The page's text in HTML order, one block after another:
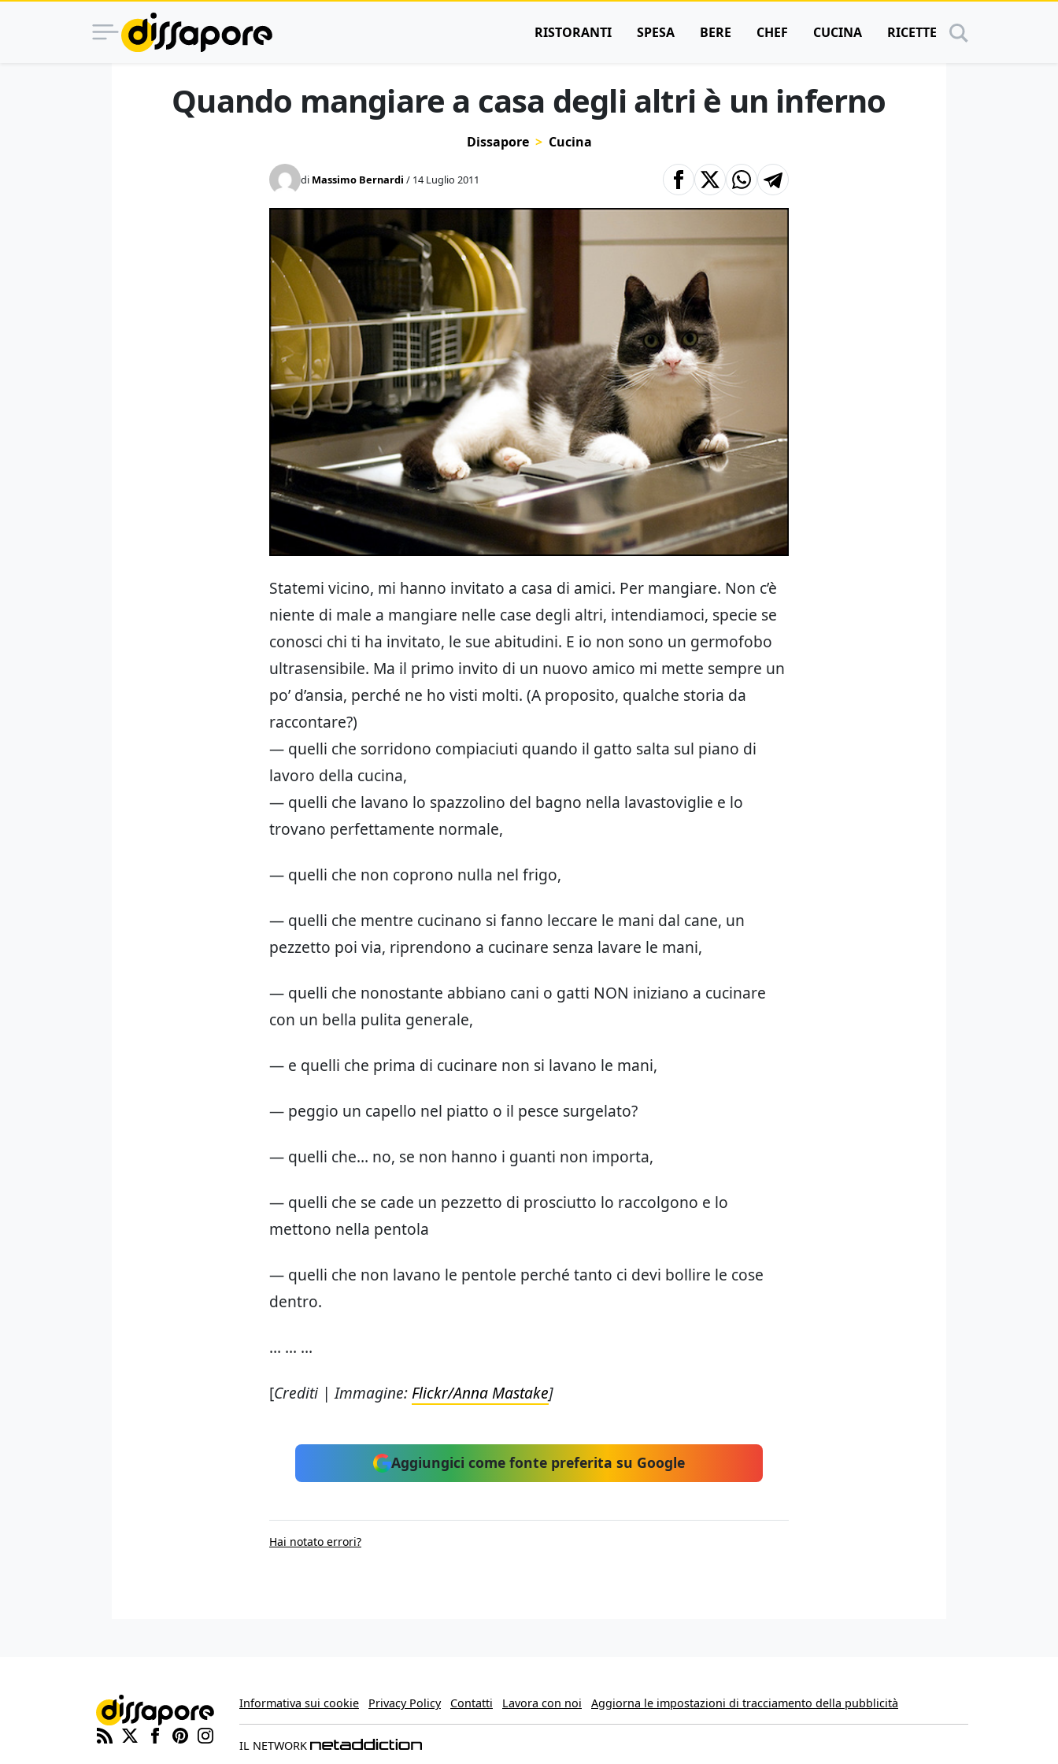
RISTORANTI SPESA BERE CHEF CUCINA RICETTE
Quando mangiare a casa degli altri è un inferno
Dissapore Cucina
di Massimo Bernardi / 14 Luglio 2011
Statemi vicino, mi hanno invitato a casa di amici. Per mangiare. Non c’è
niente di male a mangiare nelle case degli altri, intendiamoci, specie se
conosci chi ti ha invitato, le sue abitudini. E io non sono un germofobo
ultrasensibile. Ma il primo invito di un nuovo amico mi mette sempre un
po’ d’ansia, perché ne ho visti molti. (A proposito, qualche storia da
raccontare?)
— quelli che sorridono compiaciuti quando il gatto salta sul piano di
lavoro della cucina,
— quelli che lavano lo spazzolino del bagno nella lavastoviglie e lo
trovano perfettamente normale,
— quelli che non coprono nulla nel frigo,
— quelli che mentre cucinano si fanno leccare le mani dal cane, un
pezzetto poi via, riprendono a cucinare senza lavare le mani,
— quelli che nonostante abbiano cani o gatti NON iniziano a cucinare
con un bella pulita generale,
— e quelli che prima di cucinare non si lavano le mani,
— peggio un capello nel piatto o il pesce surgelato?
— quelli che… no, se non hanno i guanti non importa,
— quelli che se cade un pezzetto di prosciutto lo raccolgono e lo
mettono nella pentola
— quelli che non lavano le pentole perché tanto ci devi bollire le cose
dentro.
… … …
[Crediti | Immagine:Flickr/Anna Mastake]
Aggiungici come fonte preferita su Google
Hai notato errori?
Informativa sui cookie Privacy Policy Contatti Lavora con noi Aggiorna le impostazioni di tracciamento della pubblicità
IL NETWORK